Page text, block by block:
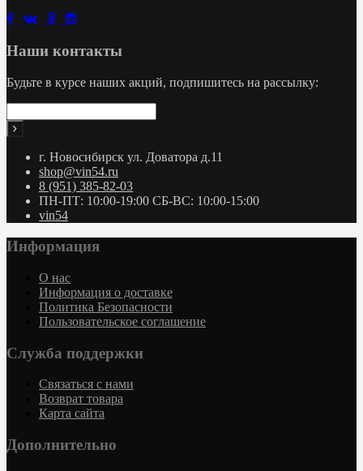
Наши контакты
Будьте в курсе наших акций, подпишитесь на рассылку:
г. Новосибирск ул. Доватора д.11
shop@vin54.ru
8 (951) 385-82-03
ПН-ПТ: 10:00-19:00 СБ-ВС: 10:00-15:00
vin54
Информация
О нас
Информация о доставке
Политика Безопасности
Пользовательское соглашение
Служба поддержки
Связаться с нами
Возврат товара
Карта сайта
Дополнительно